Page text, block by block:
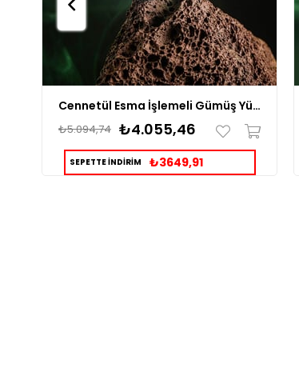
Cennetül Esma İşlemeli Gümüş Yüzük
₺4.055,46
₺5.094,74
SEPETTE İNDİRİM ₺3649,91